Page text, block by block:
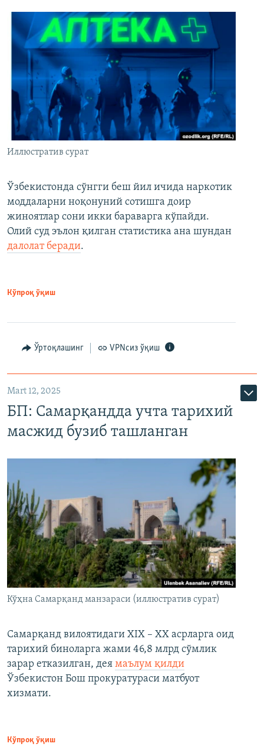
Иллюстратив сурат
Ўзбекистонда сўнгги беш йил ичида наркотик
моддаларни ноқонуний сотишга доир
жиноятлар сони икки бараварга кўпайди.
Олий суд эълон қилган статистика ана шундан
далолат беради.
Кўпроқ ўқиш
Ўртоқлашинг VPNсиз ўқиш
Mart 12, 2025
БП: Самарқандда учта тарихий
масжид бузиб ташланган
Кўҳна Самарқанд манзараси (иллюстратив сурат)
Самарқанд вилоятидаги XIX – XX асрларга оид
тарихий биноларга жами 46,8 млрд сўмлик
зарар етказилган, дея маълум қилди
Ўзбекистон Бош прокуратураси матбуот
хизмати.
Кўпроқ ўқиш